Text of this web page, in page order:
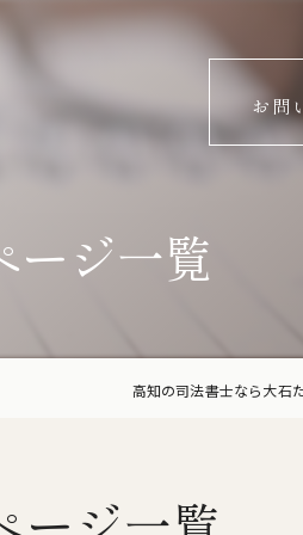
お問
ージ一覧
高知の司法書士なら大石